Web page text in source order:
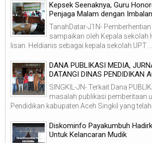
Kepsek Seenaknya, Guru
Penjaga Malam dengan
TanahDatar-J1N-
sampaikan oleh Kepala sekolah
lisan. Heldianis sebagai kepala sekolah UPT ...
DANA PUBLIKASI MEDIA,
DATANGI DINAS PENDIDIKAN
SINGKIL-JN- Terkait Dana
masalah publikasi pemberitaan
Pendidikan kabupaten Aceh Singkil yang telah
Diskominfo Payakumbuh
Untuk Kelancaran Mudik